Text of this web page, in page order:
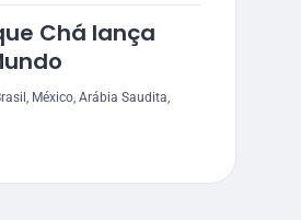
Chá lança
México, Arábia Saudita,